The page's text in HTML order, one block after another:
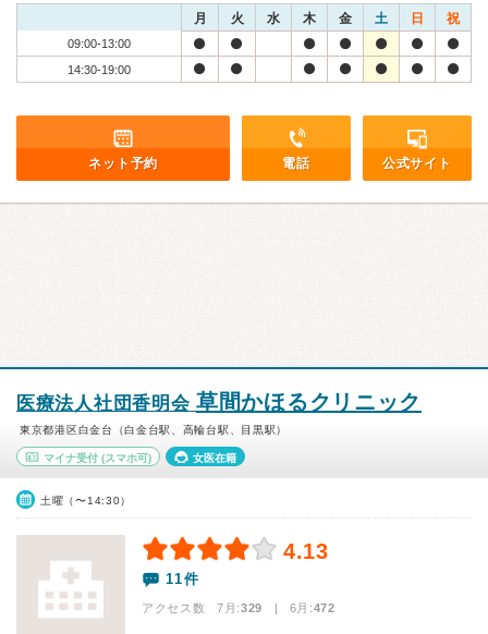
月 火 水 木 金 土 日 祝
09:00-13:00
14:30-19:00
ネット予約 電話 公式サイト
医療法人社団香明会 草間かほるクリニック
東京都港区白金台（白金台駅、高輪台駅、目黒駅）
マイナ受付 (スマホ可) 女医在籍
土曜（〜14:30）
4.13
11件
アクセス数 7月:329 | 6月:472